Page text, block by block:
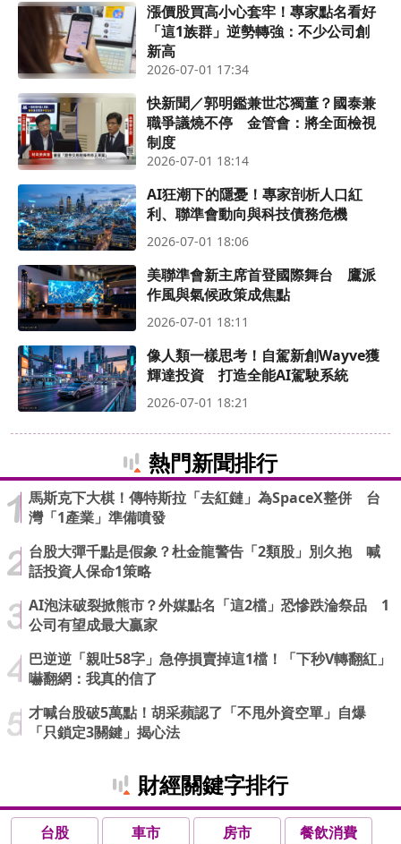
漲價股買高小心套牢！專家點名看好
「這1族群」逆勢轉強：不少公司創
新高
2026-07-01 17:34
快新聞／郭明鑑兼世芯獨董？國泰兼
職爭議燒不停 金管會：將全面檢視
制度
2026-07-01 18:14
AI狂潮下的隱憂！專家剖析人口紅
利、聯準會動向與科技債務危機
2026-07-01 18:06
美聯準會新主席首登國際舞台 鷹派
作風與氣候政策成焦點
2026-07-01 18:11
像人類一樣思考！自駕新創Wayve獲
輝達投資 打造全能AI駕駛系統
2026-07-01 18:21
熱門新聞排行
馬斯克下大棋！傳特斯拉「去紅鏈」為SpaceX整併 台
灣「1產業」準備噴發
台股大彈千點是假象？杜金龍警告「2類股」別久抱 喊
話投資人保命1策略
AI泡沫破裂掀熊市？外媒點名「這2檔」恐慘跌淪祭品 1
公司有望成最大贏家
巴逆逆「親吐58字」急停損賣掉這1檔！「下秒V轉翻紅」
嚇翻網：我真的信了
才喊台股破5萬點！胡采蘋認了「不甩外資空單」自爆
「只鎖定3關鍵」揭心法
財經關鍵字排行
台股 車市 房市
餐飲消費